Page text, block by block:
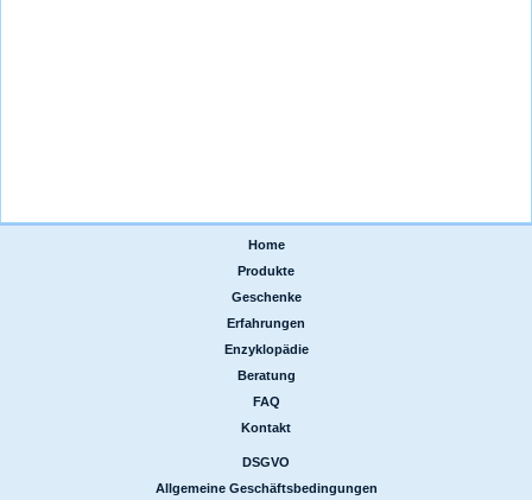
Home
Produkte
Geschenke
Erfahrungen
Enzyklopädie
Beratung
FAQ
Kontakt
DSGVO
Allgemeine Geschäftsbedingungen